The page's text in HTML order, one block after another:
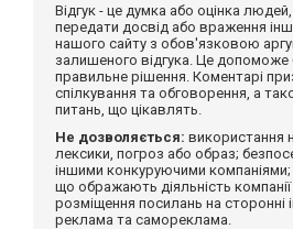
Відгук - це думка або оцінка
передати досвід або враження
нашого сайту з обов'язковою
залишеного відгука. Це допоможе
правильне рішення. Коментарі
спілкування та обговорення, а
питань, що цікавлять.
Не дозволяється: використання
лексики, погроз або образ;
іншими конкуруючими компаніями;
що ображають діяльність компанії
розміщення посилань на сторонні
реклама та самореклама.